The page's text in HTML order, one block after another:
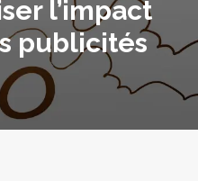
l’impact
publicités